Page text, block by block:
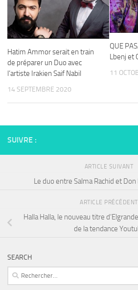
Hatim Ammor serait en train
de préparer un Duo avec
l’artiste Irakien Saif Nabil
14 SEPTEMBRE 2020
QUE
Lbenj et
11
SUIVRE :
ARTICLE SUIVANT
Le duo entre Salma Rachid et
ARTICLE PRÉCÉDENT
Halla Halla, le nouveau titre
de la tendance
SEARCH
Rechercher :